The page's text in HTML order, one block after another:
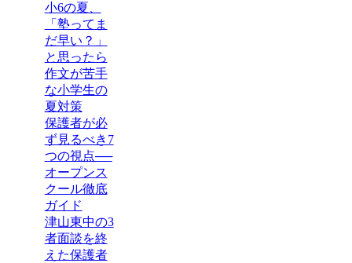
小6の夏、
「塾ってま
だ早い？」
と思ったら
作文が苦手
な小学生の
夏対策
保護者が必
ず見るべき7
つの視点──
オープンス
クール徹底
ガイド
津山東中の3
者面談を終
えた保護者